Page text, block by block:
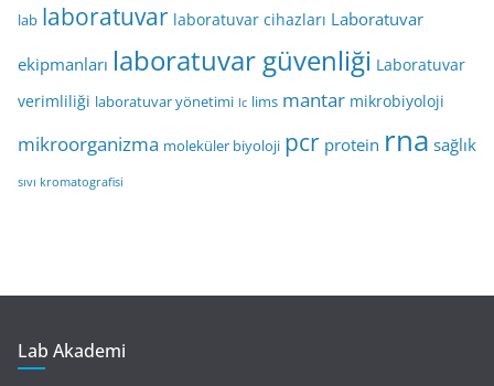
lab laboratuvar laboratuvar cihazları Laboratuvar
ekipmanları laboratuvar güvenliği Laboratuvar
verimliliği laboratuvar yönetimi lc lims mantar mikrobiyoloji
mikroorganizma moleküler biyoloji pcr protein rna sağlık
sıvı kromatografisi
Lab Akademi